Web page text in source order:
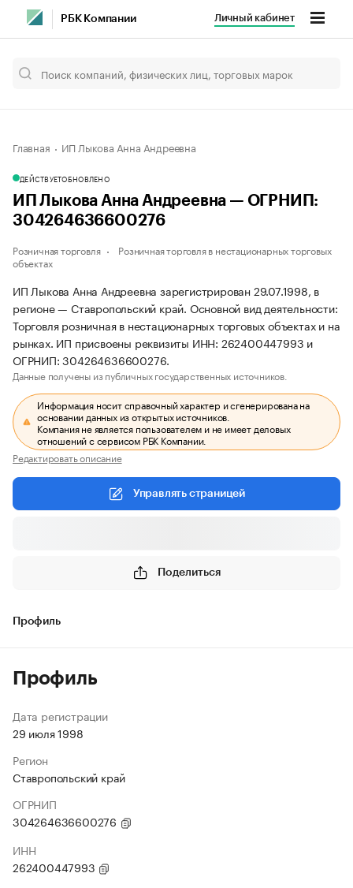
РБК Компании Личный кабинет
Главная ИП Лыкова Анна Андреевна
ДЕЙСТВУЕТОБНОВЛЕНО
ИП Лыкова Анна Андреевна — ОГРНИП:
304264636600276
Розничная торговля
Розничная торговля в нестационарных торговых
объектах
ИП Лыкова Анна Андреевна зарегистрирован 29.07.1998, в
регионе — Ставропольский край. Основной вид деятельности:
Торговля розничная в нестационарных торговых объектах и на
рынках. ИП присвоены реквизиты ИНН: 262400447993 и
ОГРНИП: 304264636600276.
Данные получены из публичных государственных источников.
Информация носит справочный характер и сгенерирована на
основании данных из открытых источников.
Компания не является пользователем и не имеет деловых
отношений с сервисом РБК Компании.
Редактировать описание
Управлять страницей
Поделиться
Профиль
Профиль
Дата регистрации
29 июля 1998
Регион
Ставропольский край
ОГРНИП
304264636600276
ИНН
262400447993